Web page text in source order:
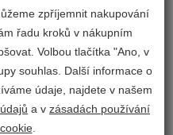
Vám poradí a
zpříjemnit nakupování
řadu kroků v nákupním
Volbou tlačítka "Ano, v
souhlas. Další informace o
údaje, najdete v našem
a v zásadách používání
.